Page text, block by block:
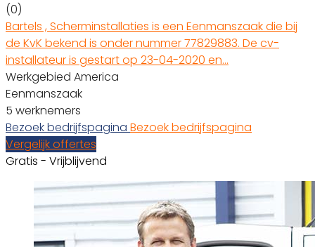
(0)
Bartels , Scherminstallaties is een Eenmanszaak die bij
de KvK bekend is onder nummer 77829883. De cv-
installateur is gestart op 23-04-2020 en…
Werkgebied America
Eenmanszaak
5 werknemers
Bezoek bedrijfspagina Bezoek bedrijfspagina
Vergelijk offertes
Gratis - Vrijblijvend